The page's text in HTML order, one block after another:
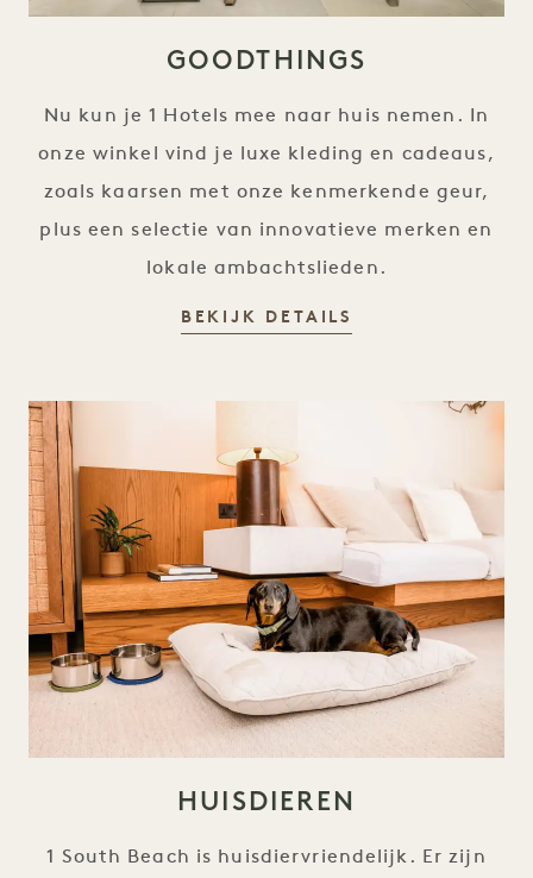
GOODTHINGS
Nu kun je 1 Hotels mee naar huis nemen. In
onze winkel vind je luxe kleding en cadeaus,
zoals kaarsen met onze kenmerkende geur,
plus een selectie van innovatieve merken en
lokale ambachtslieden.
BEKIJK DETAILS
HUISDIEREN
1 South Beach is huisdiervriendelijk. Er zijn